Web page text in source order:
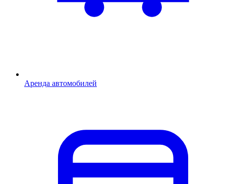
Аренда автомобилей